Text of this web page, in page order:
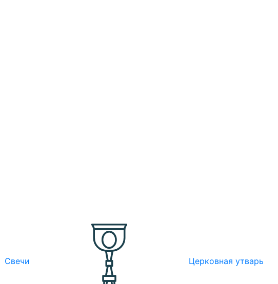
Свечи Церковная утварь